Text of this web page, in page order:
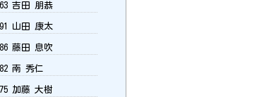
吉田 朋恭
山田 康太
藤田 息吹
南 秀仁
加藤 大樹